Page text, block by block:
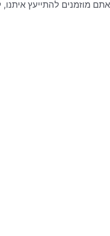
אתם מוזמנים להתייעץ